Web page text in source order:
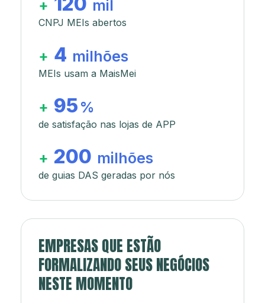
+ mil
CNPJ MEIs abertos
+ 4 milhões
MEIs usam a MaisMei
+ 95 %
de satisfação nas lojas de APP
+ 200 milhões
de guias DAS geradas por nós
EMPRESAS QUE ESTÃO
FORMALIZANDO SEUS NEGÓCIOS
NESTE MOMENTO